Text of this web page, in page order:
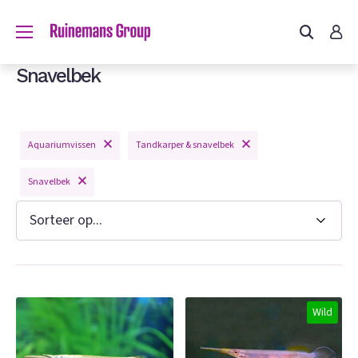
Snavelbek
Aquariumvissen Tandkarper & snavelbek
Snavelbek
Wild